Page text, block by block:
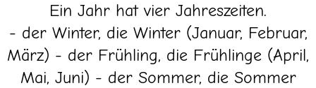
Ein Jahr hat vier Jahreszeiten.
- der Winter, die Winter (Januar, Februar,
März) - der Frühling, die Frühlinge (April,
Mai, Juni) - der Sommer, die Sommer